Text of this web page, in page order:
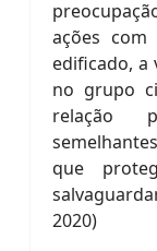
ações
edificado, a
no grupo
relação
que
2020)